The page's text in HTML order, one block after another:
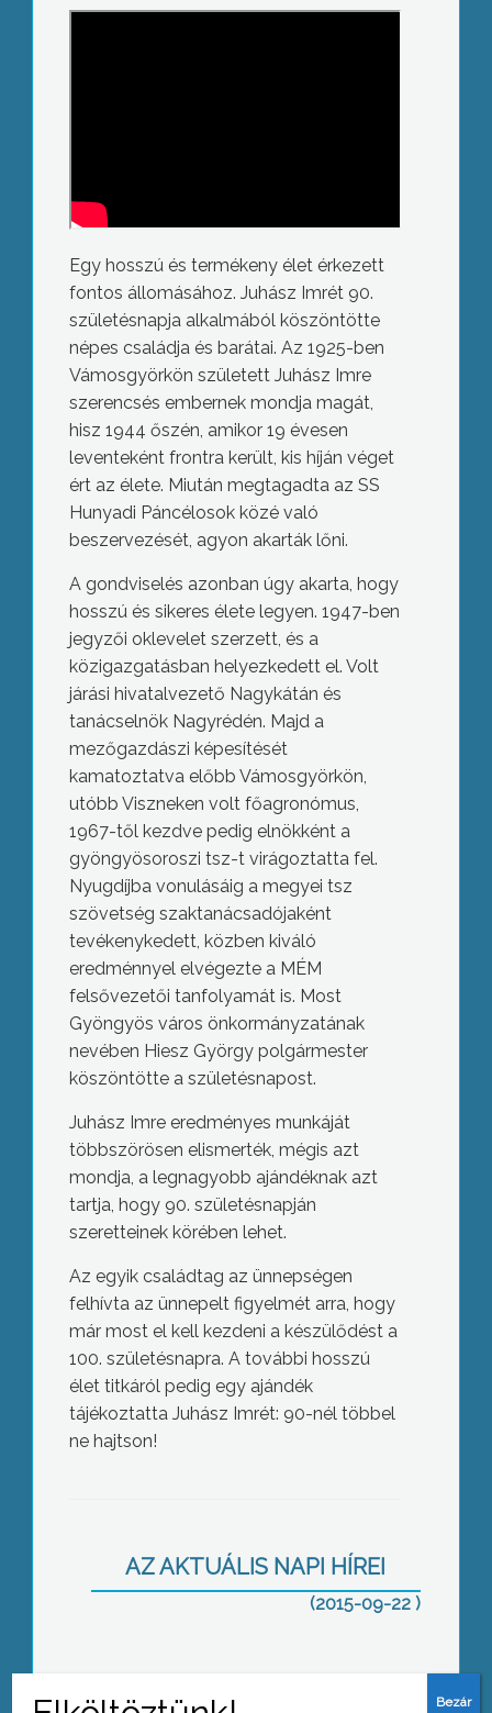
Egy hosszú és termékeny élet érkezett
fontos állomásához. Juhász Imrét 90.
születésnapja alkalmából köszöntötte
népes családja és barátai. Az 1925-ben
Vámosgyörkön született Juhász Imre
szerencsés embernek mondja magát,
hisz 1944 őszén, amikor 19 évesen
leventeként frontra került, kis híján véget
ért az élete. Miután megtagadta az SS
Hunyadi Páncélosok közé való
beszervezését, agyon akarták lőni.
A gondviselés azonban úgy akarta, hogy
hosszú és sikeres élete legyen. 1947-ben
jegyzői oklevelet szerzett, és a
közigazgatásban helyezkedett el. Volt
járási hivatalvezető Nagykátán és
tanácselnök Nagyrédén. Majd a
mezőgazdászi képesítését
kamatoztatva előbb Vámosgyörkön,
utóbb Viszneken volt főagronómus,
1967-től kezdve pedig elnökként a
gyöngyösoroszi tsz-t virágoztatta fel.
Nyugdíjba vonulásáig a megyei tsz
szövetség szaktanácsadójaként
tevékenykedett, közben kiváló
eredménnyel elvégezte a MÉM
felsővezetői tanfolyamát is. Most
Gyöngyös város önkormányzatának
nevében Hiesz György polgármester
köszöntötte a születésnapost.
Juhász Imre eredményes munkáját
többszörösen elismerték, mégis azt
mondja, a legnagyobb ajándéknak azt
tartja, hogy 90. születésnapján
szeretteinek körében lehet.
Az egyik családtag az ünnepségen
felhívta az ünnepelt figyelmét arra, hogy
már most el kell kezdeni a készülődést a
100. születésnapra. A további hosszú
élet titkáról pedig egy ajándék
tájékoztatta Juhász Imrét: 90-nél többel
ne hajtson!
AZ AKTUÁLIS NAPI HÍREI
(2015-09-22 )